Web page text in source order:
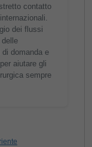
contatto
dei flussi
domanda e
aiutare gli
sempre